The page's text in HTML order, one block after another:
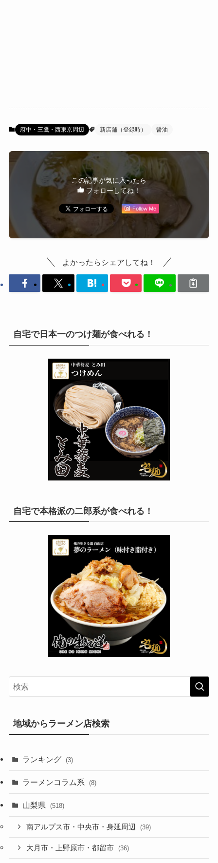
府中・三鷹・西東京周辺 新店舗（登録時） 醤油
この記事が気に入ったら
フォローしてね！
Follow Me
よかったらシェアしてね！
自宅で日本一のつけ麺が食べれる！
自宅で本格派の二郎系が食べれる！
地域からラーメン店検索
ランキング (3)
ラーメンコラム系 (8)
山梨県 (518)
南アルプス市・中央市・身延周辺 (39)
大月市・上野原市・都留市 (36)